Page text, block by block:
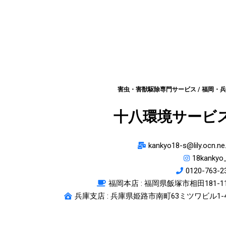
害虫・害獣駆除専門サービス / 福岡・
十八環境サービ
kankyo18-
0120-763-
福岡本店 : 福岡県飯塚市相田181-
兵庫支店 : 兵庫県姫路市南町63ミツワビル1-